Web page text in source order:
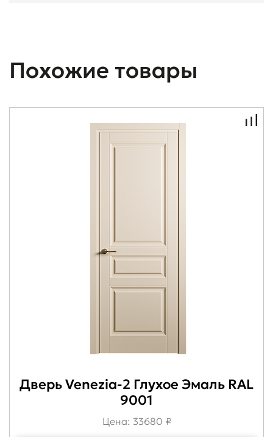
Похожие товары
Дверь Venezia-2 Глухое Эмаль RAL
9001
Цена: 33680 ₽